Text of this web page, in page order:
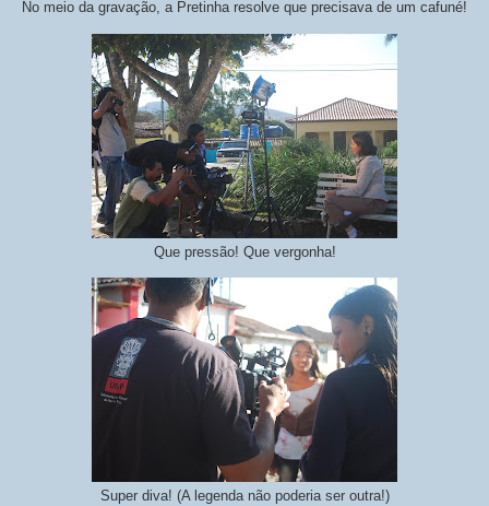
No meio da gravação, a Pretinha resolve que precisava de um cafuné!
Que pressão! Que vergonha!
Super diva! (A legenda não poderia ser outra!)